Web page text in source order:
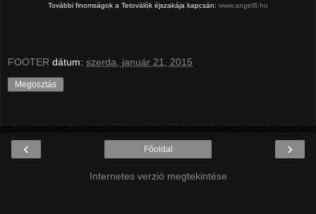
További finomságok a Tetoválók éjszakája kapcsán: www.angel8.hu
FOOTER dátum: szerda, január 21, 2015
Megosztás
‹ ›
Főoldal
Internetes verzió megtekintése